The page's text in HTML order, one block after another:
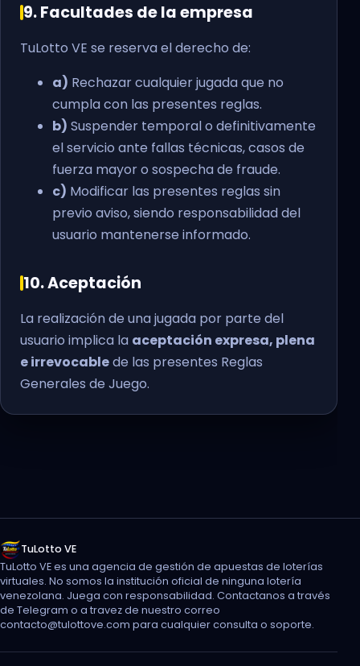
9. Facultades de la empresa
TuLotto VE se reserva el derecho de:
a) Rechazar cualquier jugada que no
cumpla con las presentes reglas.
b) Suspender temporal o definitivamente
el servicio ante fallas técnicas, casos de
fuerza mayor o sospecha de fraude.
c) Modificar las presentes reglas sin
previo aviso, siendo responsabilidad del
usuario mantenerse informado.
10. Aceptación
La realización de una jugada por parte del
usuario implica la aceptación expresa, plena
e irrevocablede las presentes Reglas
Generales de Juego.
TuLotto VE
TuLotto VE es una agencia de gestión de apuestas de loterías
virtuales. No somos la institución oficial de ninguna lotería
venezolana. Juega con responsabilidad. Contactanos a través
de Telegram o a travez de nuestro correo
contacto@tulottove.com para cualquier consulta o soporte.